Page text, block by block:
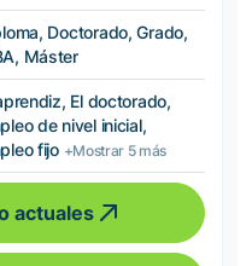
Doctorado, Grado,
Máster
El doctorado,
de nivel inicial,
fijo +Mostrar 5 más
actuales